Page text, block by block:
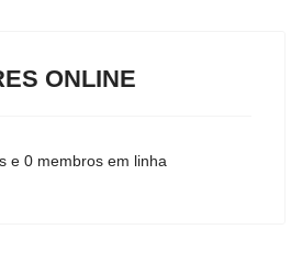
ONLINE
e 0 membros em linha